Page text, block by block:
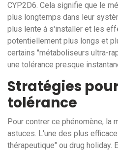
CYP2D6. Cela signifie que le
plus longtemps dans leur
plus lente à s'installer et les
potentiellement plus longs et
certains "métaboliseurs ultra-
une tolérance presque
Stratégies
tolérance
Pour contrer ce phénomène, la
astuces. L'une des plus
thérapeutique" ou drug holiday.